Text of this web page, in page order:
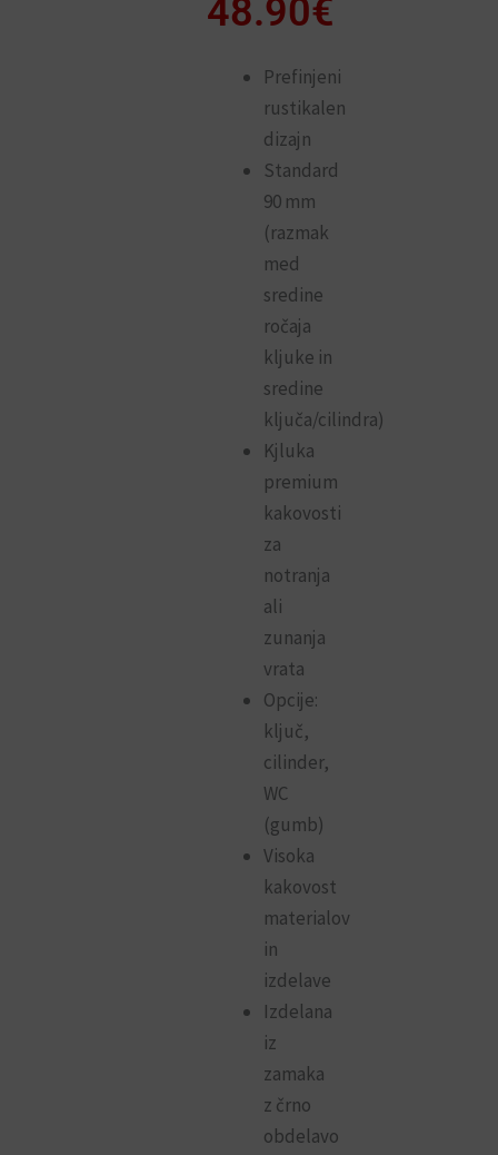
48.90€
do
48.90€
Prefinjeni
rustikalen
dizajn
Standard
90 mm
(razmak
med
sredine
ročaja
kljuke in
sredine
ključa/cilindra)
Kjluka
premium
kakovosti
za
notranja
ali
zunanja
vrata
Opcije:
ključ,
cilinder,
WC
(gumb)
Visoka
kakovost
materialov
in
izdelave
Izdelana
iz
zamaka
z črno
obdelavo